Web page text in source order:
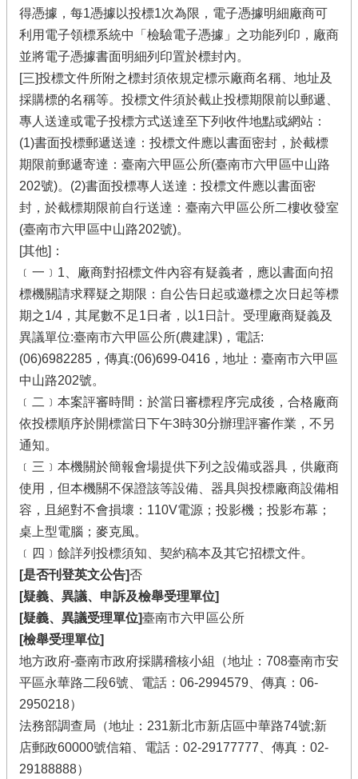
得憑據，每1憑據以投標1次為限，電子憑據明細廠商可
利用電子領標系統中「檢驗電子憑據」之功能列印，廠商
並將電子憑據書面明細列印置於標封內。
[三]投標文件所附之標封須依規定標示廠商名稱、地址及
採購標的名稱等。投標文件須於截止投標期限前以郵遞、
專人送達或電子投標方式送達至下列收件地點或網站：
(1)書面投標郵遞送達：投標文件應以書面密封，於截標
期限前郵遞寄達：臺南六甲區公所(臺南市六甲區中山路
202號)。(2)書面投標專人送達：投標文件應以書面密
封，於截標期限前自行送達：臺南六甲區公所二樓收發室
(臺南市六甲區中山路202號)。
[其他]：
﹝一﹞1、廠商對招標文件內容有疑義者，應以書面向招
標機關請求釋疑之期限：自公告日起或邀標之次日起等標
期之1/4，其尾數不足1日者，以1日計。受理廠商疑義及
異議單位:臺南市六甲區公所(農建課)，電話:
(06)6982285，傳真:(06)699-0416，地址：臺南市六甲區
中山路202號。
﹝二﹞本案評審時間：於當日審標程序完成後，合格廠商
依投標順序於開標當日下午3時30分辦理評審作業，不另
通知。
﹝三﹞本機關於簡報會場提供下列之設備或器具，供廠商
使用，但本機關不保證該等設備、器具與投標廠商設備相
容，且絕對不會損壞：110V電源；投影機；投影布幕；
桌上型電腦；麥克風。
﹝四﹞餘詳列投標須知、契約稿本及其它招標文件。
[是否刊登英文公告]否
[疑義、異議、申訴及檢舉受理單位]
[疑義、異議受理單位]臺南市六甲區公所
[檢舉受理單位]
地方政府-臺南市政府採購稽核小組（地址：708臺南市安
平區永華路二段6號、電話：06-2994579、傳真：06-
2950218）
法務部調查局（地址：231新北市新店區中華路74號;新
店郵政60000號信箱、電話：02-29177777、傳真：02-
29188888）